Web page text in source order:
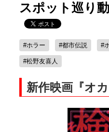
スポット巡り
#ホラー #都市伝説 #
#松野友喜人
新作映画『オ